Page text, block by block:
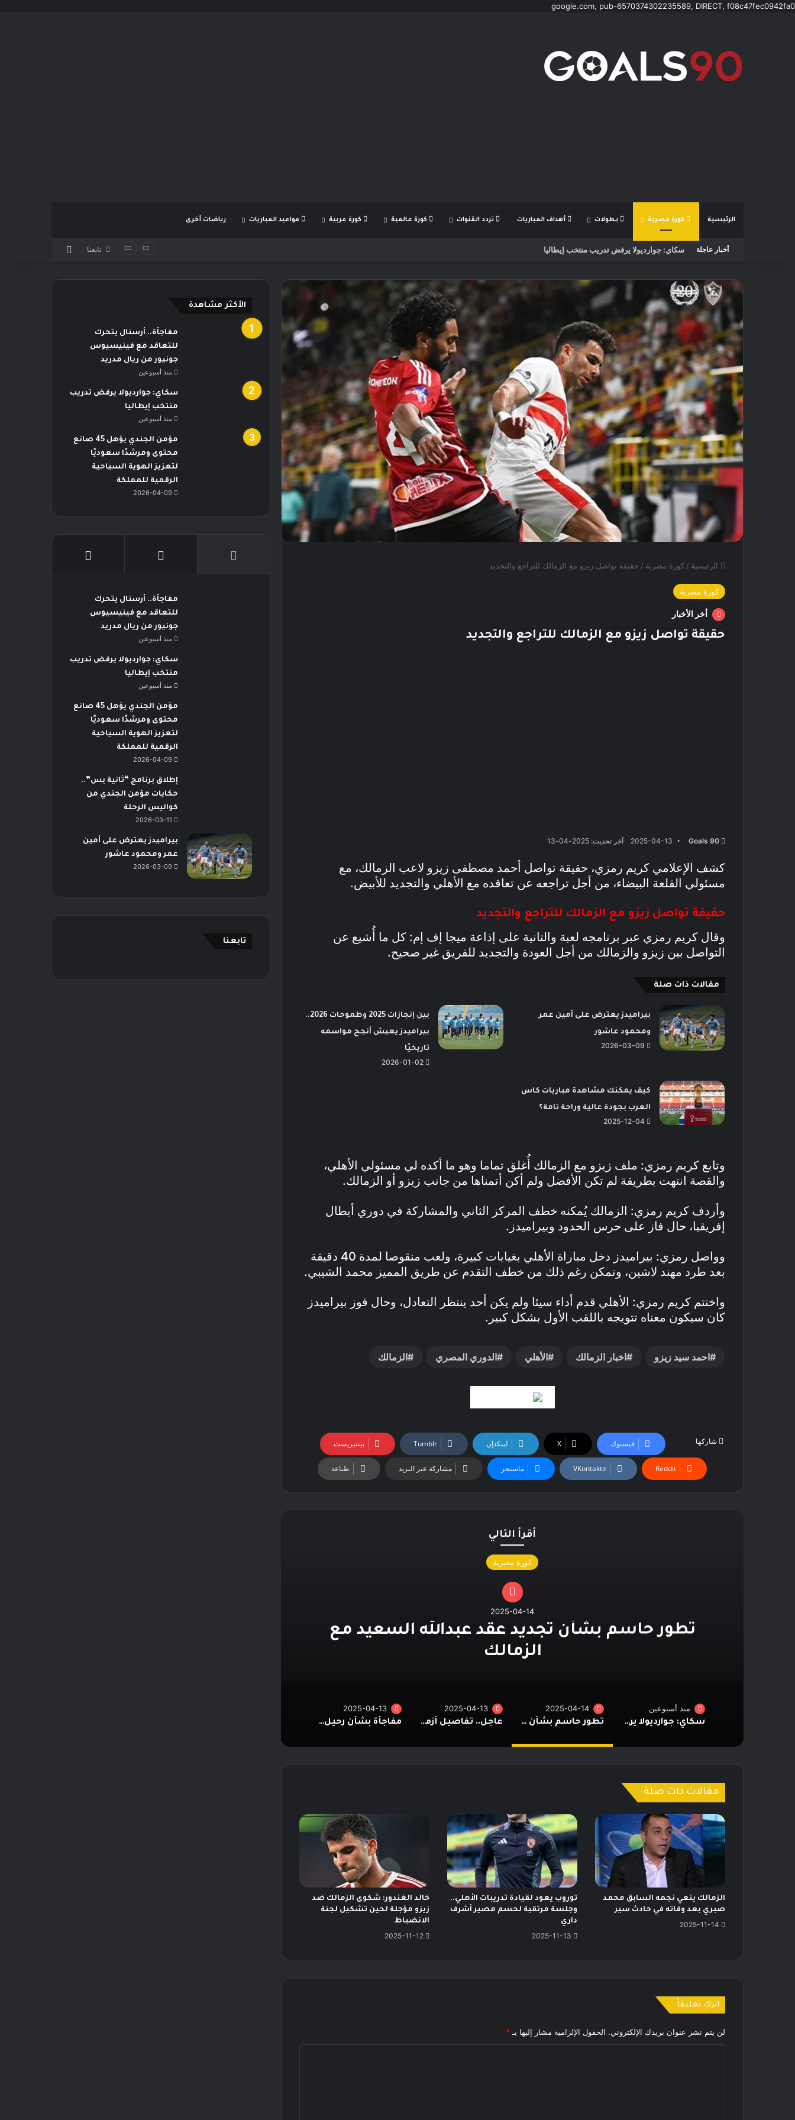
google.com, pub-6570374302235589, DIRECT, f08c47fec0942fa0
الرئيسية كورة مصرية بطولات أهداف المباريات تردد القنوات كورة عالمية كورة عربية مواعيد المباريات رياضات أخرى
أخبار عاجلة مؤمن الجندي يؤهل 45 صانع محتوى ومرشدًا سعوديًا لتعزيز الهوية السياحية الرقمية للمملكة تابعنا
الرئيسية / كورة مصرية / حقيقة تواصل زيزو مع الزمالك للتراجع والتجديد
كورة مصرية
أخر الأخبار
حقيقة تواصل زيزو مع الزمالك للتراجع والتجديد
Goals 90
2025-04-13 آخر تحديث: 2025-04-13
كشف الإعلامي كريم رمزي، حقيقة تواصل أحمد مصطفى زيزو لاعب الزمالك، مع
مسئولي القلعة البيضاء، من أجل تراجعه عن تعاقده مع الأهلي والتجديد للأبيض.
حقيقة تواصل زيزو مع الزمالك للتراجع والتجديد
وقال كريم رمزي عبر برنامجه لعبة والتانية على إذاعة ميجا إف إم: كل ما أُشيع عن
التواصل بين زيزو والزمالك من أجل العودة والتجديد للفريق غير صحيح.
مقالات ذات صلة
بيراميدز يعترض على أمين عمر
ومحمود عاشور
2026-03-09
بين إنجازات 2025 وطموحات 2026..
بيراميدز يعيش أنجح مواسمه
تاريخيًا
2026-01-02
كيف يمكنك مشاهدة مباريات كاس
العرب بجودة عالية وراحة تامة؟
2025-12-04
وتابع كريم رمزي: ملف زيزو مع الزمالك أُغلق تماما وهو ما أكده لي مسئولي الأهلي،
والقصة انتهت بطريقة لم تكن الأفضل ولم أكن أتمناها من جانب زيزو أو الزمالك.
وأردف كريم رمزي: الزمالك يُمكنه خطف المركز الثاني والمشاركة في دوري أبطال
إفريقيا، حال فاز على حرس الحدود وبيراميدز.
وواصل رمزي: بيراميدز دخل مباراة الأهلي بغيابات كبيرة، ولعب منقوصا لمدة 40 دقيقة
بعد طرد مهند لاشين، وتمكن رغم ذلك من خطف التقدم عن طريق المميز محمد الشيبي.
واختتم كريم رمزي: الأهلي قدم أداء سيئا ولم يكن أحد ينتظر التعادل، وحال فوز بيراميدز
كان سيكون معناه تتويجه باللقب الأول بشكل كبير.
احمد سيد زيزو اخبار الزمالك الأهلي الدوري المصري الزمالك
شاركها فيسبوك ‫X لينكدإن ‏Tumblr بينتيريست
ماسنجر مشاركة عبر البريد طباعة
أقرأ التالي
كورة مصرية
2025-04-14
تطور حاسم بشأن تجديد عقد عبدالله السعيد مع
الزمالك
منذ أسبوعين
سكاي: جوارديولا يرفض تدريب منتخب إيطاليا
2025-04-14
تطور حاسم بشأن تجديد عقد عبدالله السعيد مع الزمالك
2025-04-13
عاجل.. تفاصيل أزمة ناصر ماهر مع الزمالك
2025-04-13
مفاجأة بشأن رحيل كولر عن الأهلي
مقالات ذات صلة
الزمالك ينعي نجمه السابق محمد
صبري بعد وفاته في حادث سير
2025-11-14
توروب يعود لقيادة تدريبات الأهلي..
وجلسة مرتقبة لحسم مصير أشرف
داري
2025-11-13
خالد الغندور: شكوى الزمالك ضد
زيزو مؤجلة لحين تشكيل لجنة
الانضباط
2025-11-12
اترك تعليقاً
لن يتم نشر عنوان بريدك الإلكتروني. الحقول الإلزامية مشار إليها بـ *
الأكثر مشاهدة
مفاجأة.. أرسنال يتحرك
للتعاقد مع فينيسيوس
جونيور من ريال مدريد
منذ أسبوعين
سكاي: جوارديولا يرفض تدريب
منتخب إيطاليا
منذ أسبوعين
مؤمن الجندي يؤهل 45 صانع
محتوى ومرشدًا سعوديًا
لتعزيز الهوية السياحية
الرقمية للمملكة
2026-04-09
مفاجأة.. أرسنال يتحرك
للتعاقد مع فينيسيوس
جونيور من ريال مدريد
منذ أسبوعين
سكاي: جوارديولا يرفض تدريب
منتخب إيطاليا
منذ أسبوعين
مؤمن الجندي يؤهل 45 صانع
محتوى ومرشدًا سعوديًا
لتعزيز الهوية السياحية
الرقمية للمملكة
2026-04-09
إطلاق برنامج “ثانية بس”..
حكايات مؤمن الجندي من
كواليس الرحلة
2026-03-11
بيراميدز يعترض على أمين
عمر ومحمود عاشور
2026-03-09
تابعنا